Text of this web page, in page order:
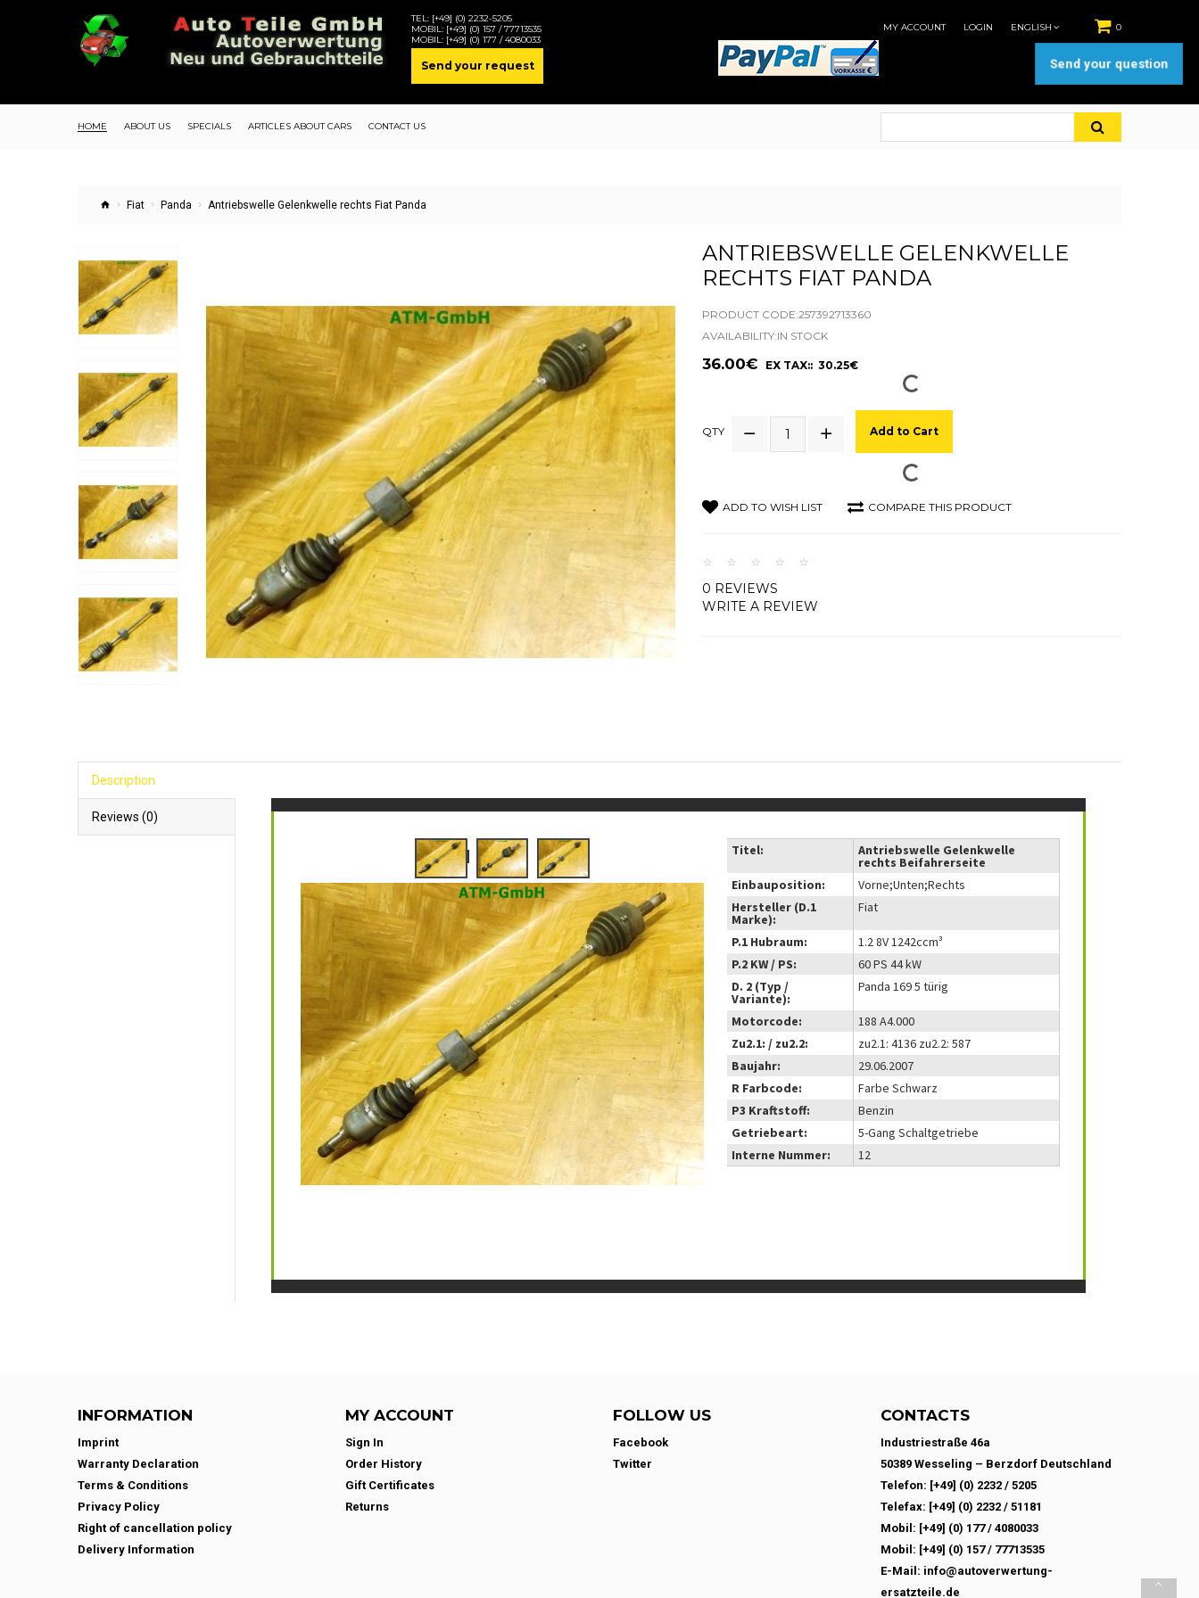
TEL: [+49] (0) 2232-5205
MOBIL: [+49] (0) 157 / 77713535
MOBIL: [+49] (0) 177 / 4080033
Send your request
0
MY ACCOUNT LOGIN ENGLISH
HOME ABOUT US SPECIALS ARTICLES ABOUT CARS CONTACT US
Fiat Panda Antriebswelle Gelenkwelle rechts Fiat Panda
ANTRIEBSWELLE GELENKWELLE
RECHTS FIAT PANDA
PRODUCT CODE:257392713360
AVAILABILITY:IN STOCK
36.00€ EX TAX:: 30.25€
QTY Add to Cart
ADD TO WISH LIST COMPARE THIS PRODUCT
0 REVIEWS
WRITE A REVIEW
Description
Reviews (0)
Titel: Antriebswelle Gelenkwelle
rechts Beifahrerseite
Einbauposition:
Vorne;Unten;Rechts
Hersteller (D.1
Marke):
Fiat
P.1 Hubraum:
1.2 8V 1242ccm³
P.2 KW / PS:
60 PS 44 kW
D. 2 (Typ /
Variante):
Panda 169 5 türig
Motorcode:
188 A4.000
Zu2.1: / zu2.2:
zu2.1: 4136 zu2.2: 587
Baujahr:
29.06.2007
R Farbcode:
Farbe Schwarz
P3 Kraftstoff:
Benzin
Getriebeart:
5-Gang Schaltgetriebe
Interne Nummer:
12
INFORMATION
Imprint
Warranty Declaration
Terms & Conditions
Privacy Policy
Right of cancellation policy
Delivery Information
MY ACCOUNT
Sign In
Order History
Gift Certificates
Returns
FOLLOW US
Facebook
Twitter
CONTACTS
Industriestraße 46a
50389 Wesseling – Berzdorf Deutschland
Telefon: [+49] (0) 2232 / 5205
Telefax: [+49] (0) 2232 / 51181
Mobil: [+49] (0) 177 / 4080033
Mobil: [+49] (0) 157 / 77713535
E-Mail: info@autoverwertung-
ersatzteile.de
Send your question